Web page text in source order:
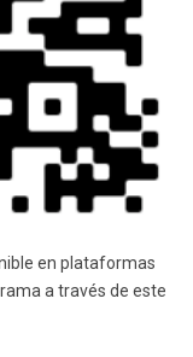
en plataformas
a través de este